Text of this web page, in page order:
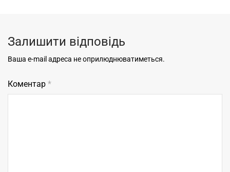
Залишити відповідь
Ваша e-mail адреса не оприлюднюватиметься.
Коментар *